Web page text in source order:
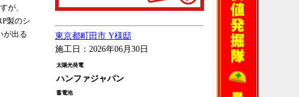
が、
製のシ
が出る
東京都町田市 Y様邸
施工日：2026年06月30日
太陽光発電
ハンファジャパン
蓄電池